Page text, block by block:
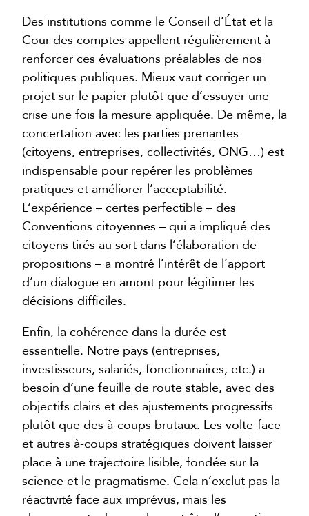
Des institutions comme le Conseil d’État et la
Cour des comptes appellent régulièrement à
renforcer ces évaluations préalables de nos
politiques publiques. Mieux vaut corriger un
projet sur le papier plutôt que d’essuyer une
crise une fois la mesure appliquée. De même, la
concertation avec les parties prenantes
(citoyens, entreprises, collectivités, ONG…) est
indispensable pour repérer les problèmes
pratiques et améliorer l’acceptabilité.
L’expérience – certes perfectible – des
Conventions citoyennes – qui a impliqué des
citoyens tirés au sort dans l’élaboration de
propositions – a montré l’intérêt de l’apport
d’un dialogue en amont pour légitimer les
décisions difficiles.
Enfin, la cohérence dans la durée est
essentielle. Notre pays (entreprises,
investisseurs, salariés, fonctionnaires, etc.) a
besoin d’une feuille de route stable, avec des
objectifs clairs et des ajustements progressifs
plutôt que des à-coups brutaux. Les volte-face
et autres à-coups stratégiques doivent laisser
place à une trajectoire lisible, fondée sur la
science et le pragmatisme. Cela n’exclut pas la
réactivité face aux imprévus, mais les